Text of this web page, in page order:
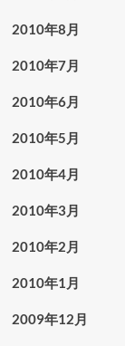
2010年8月
2010年7月
2010年6月
2010年5月
2010年4月
2010年3月
2010年2月
2010年1月
2009年12月